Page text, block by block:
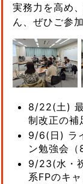
実務力を高め
ん、ぜひご参
8/22(土)
制改正の補
9/6(日) ラ
ン勉強会（
9/23(水・
系FPのキ